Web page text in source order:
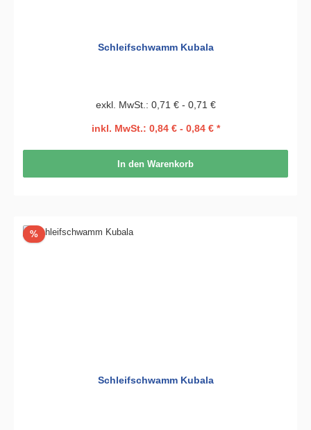
Schleifschwamm Kubala
exkl. MwSt.: 0,71 € - 0,71 €
inkl. MwSt.: 0,84 € - 0,84 € *
In den Warenkorb
%Rabatt
Schleifschwamm Kubala